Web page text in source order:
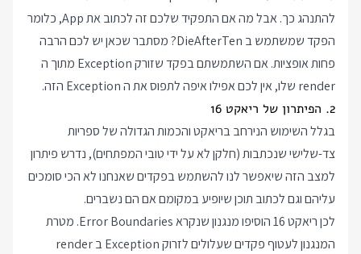
להתנהג כך. אבל מה אם התפקיד שלכם זה לכתוב את App, כלומר
הפקד שמשתמש ב DieAfterTen? מסתבר שכאן יש לכם הרבה
פחות אופציות. אם השתמשתם בפקד שזורק Exception מתוך ה
render שלו, אין לכם אפילו איפה לתפוס את ה Exception הזה.
2. הפיתרון של ריאקט 16
בגלל השימוש הנירחב בריאקט והכמות הגדולה של ספריות
צד-שלישי שנכתבות (חלקן לא על ידי טובי המפתחים), נדרש פיתרון
למצב הזה שיאפשר לנו להשתמש בפקדים שאנחנו לא הכי סומכים
עליהם וגם לכתוב תוכן שיופיע במקומם אם הם נשברים.
לכן ריאקט 16 הוסיפו מנגנון שנקרא Error Boundaries. מטרת
המנגנון לעטוף פקדים שעלולים לזרוק Exception ב render